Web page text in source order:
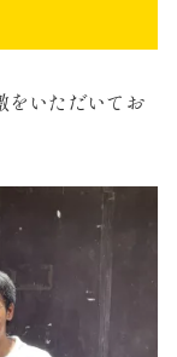
をいただいてお